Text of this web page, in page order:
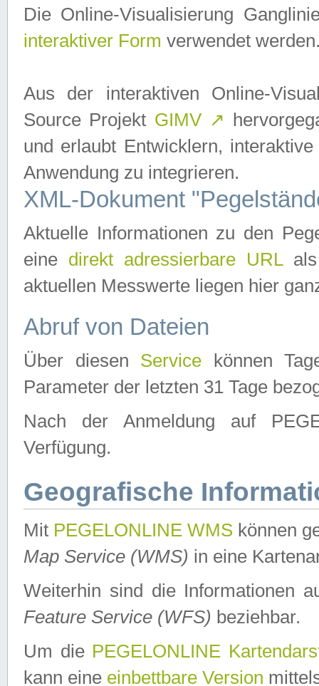
Die Online-Visualisierung
interaktiver Form verwendet
Aus der interaktiven Online-
Source Projekt GIMV ↗
und erlaubt Entwicklern,
Anwendung zu integrieren.
XML-Dokument
Aktuelle Informationen zu den
eine direkt adressierbare URLals
aktuellen Messwerte liegen hier
Abruf von Dateien
Über diesen Service können
Parameter der letzten 31 Tage
Nach der Anmeldung auf
Verfügung.
Geografische
Mit PEGELONLINE WMS können
Map Service (WMS) in eine
Weiterhin sind die Informationen
Feature Service (WFS) beziehbar.
Um die PEGELONLINE
kann eine einbettbare Version